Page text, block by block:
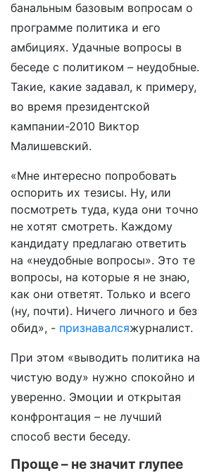
банальным базовым вопросам о
программе политика и его
амбициях. Удачные вопросы в
беседе с политиком – неудобные.
Такие, какие задавал, к примеру,
во время президентской
кампании-2010 Виктор
Малишевский.
«Мне интересно попробовать
оспорить их тезисы. Ну, или
посмотреть туда, куда они точно
не хотят смотреть. Каждому
кандидату предлагаю ответить
на «неудобные вопросы». Это те
вопросы, на которые я не знаю,
как они ответят. Только и всего
(ну, почти). Ничего личного и без
обид», - признавалсяжурналист.
При этом «выводить политика на
чистую воду» нужно спокойно и
уверенно. Эмоции и открытая
конфронтация – не лучший
способ вести беседу.
Проще – не значит глупее